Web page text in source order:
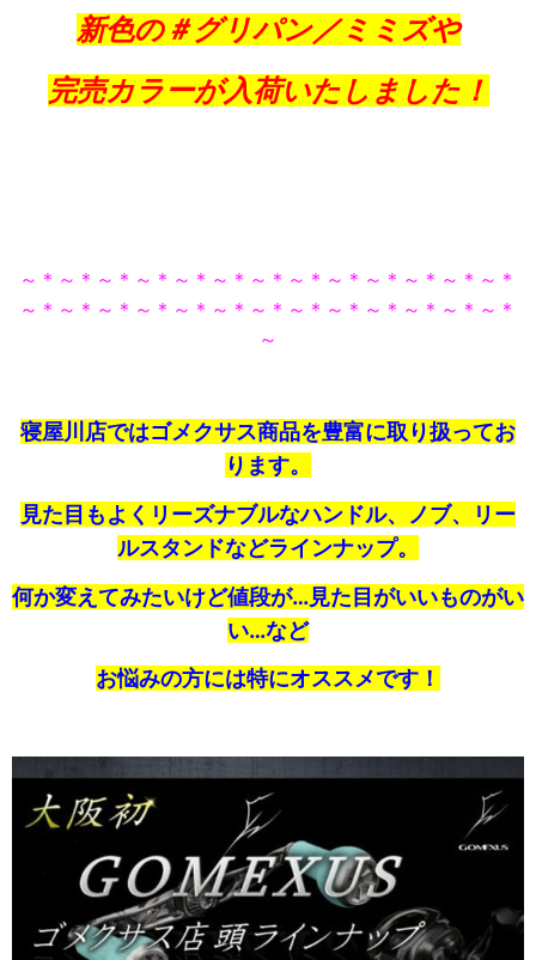
新色の＃グリパン／ミミズや
完売カラーが入荷いたしました！
～＊～＊～＊～＊～＊～＊～＊～＊～＊～＊～＊～＊～＊
～＊～＊～＊～＊～＊～＊～＊～＊～＊～＊～＊～＊～＊
～
寝屋川店ではゴメクサス商品を豊富に取り扱ってお
ります。
見た目もよくリーズナブルなハンドル、ノブ、リー
ルスタンドなどラインナップ。
何か変えてみたいけど値段が…見た目がいいものがい
い…など
お悩みの方には特にオススメです！